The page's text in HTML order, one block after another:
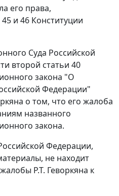
его права,
45 и 46 Конституции
Суда Российской
второй статьи 40
закона "О
Федерации"
о том, что его жалоба
названного
закона.
Федерации,
не находит
Р.Т. Геворкяна к